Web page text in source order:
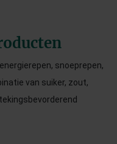
snoeprepen,
van suiker, zout,